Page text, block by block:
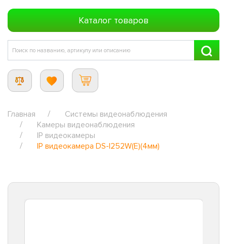
Каталог товаров
Главная
Системы видеонаблюдения
Камеры видеонаблюдения
IP видеокамеры
IP видеокамера DS-I252W(E)(4мм)